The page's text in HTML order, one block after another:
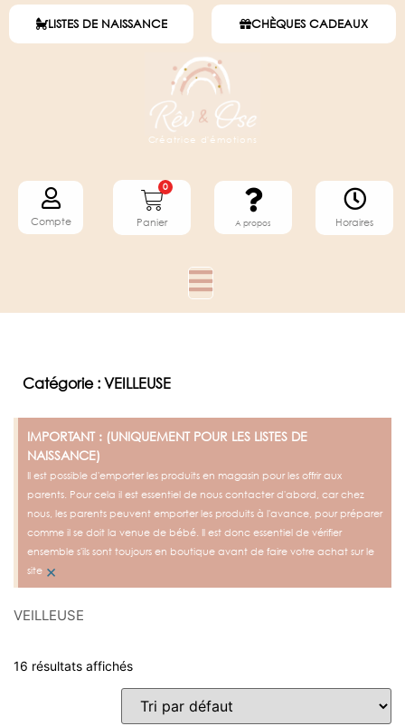
LISTES DE NAISSANCE CHÈQUES CADEAUX
Créatrice d'émotions
Compte
0
Panier A propos Horaires
Catégorie : VEILLEUSE
IMPORTANT : (UNIQUEMENT POUR LES LISTES DE
NAISSANCE)
Il est possible d'emporter les produits en magasin pour les offrir aux
parents. Pour cela il est essentiel de nous contacter d'abord, car chez
nous, les parents peuvent emporter les produits à l'avance, pour préparer
comme il se doit la venue de bébé. Il est donc essentiel de vérifier
ensemble s'ils sont toujours en boutique avant de faire votre achat sur le
site ×
VEILLEUSE
16 résultats affichés